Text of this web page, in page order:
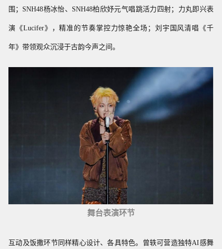
围；SNH48杨冰怡、SNH48柏欣妤元气唱跳活力四射；力丸即兴表
演《Lucifer》，精准的节奏掌控力惊艳全场；刘宇国风清唱《千
年》带领观众沉浸于古韵今声之间。
舞台表演环节
互动及饭撒环节同样精心设计、各具特色。曾轶可营造独特AI感舞